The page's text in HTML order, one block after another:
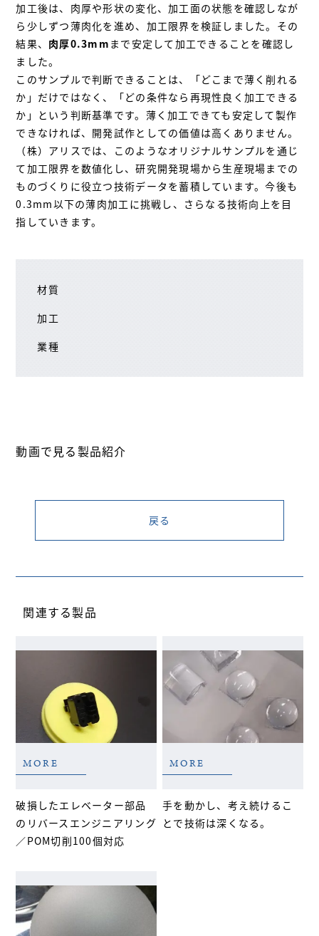
加工後は、肉厚や形状の変化、加工面の状態を確認しなが
ら少しずつ薄肉化を進め、加工限界を検証しました。その
結果、 肉厚0.3mm まで安定して加工できることを確認し
ました。
このサンプルで判断できることは、「どこまで薄く削れる
か」だけではなく、「どの条件なら再現性良く加工できる
か」という判断基準です。薄く加工できても安定して製作
できなければ、開発試作としての価値は高くありません。
（株）アリスでは、このようなオリジナルサンプルを通じ
て加工限界を数値化し、研究開発現場から生産現場までの
ものづくりに役立つ技術データを蓄積しています。今後も
0.3mm以下の薄肉加工に挑戦し、さらなる技術向上を目
指していきます。
材質
加工
業種
動画で見る製品紹介
戻る
関連する製品
MORE
破損したエレベーター部品
のリバースエンジニアリング
／POM切削100個対応
MORE
手を動かし、考え続けるこ
とで技術は深くなる。